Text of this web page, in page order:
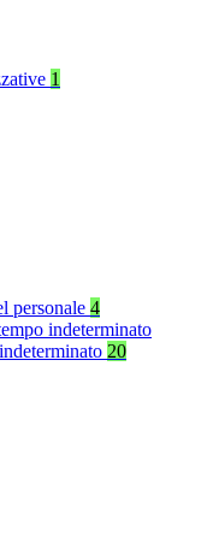
1
personale 4
indeterminato
20